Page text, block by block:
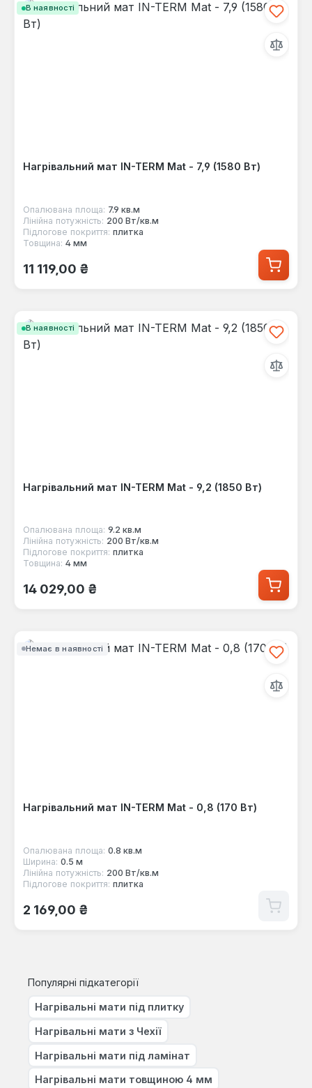
В наявності
Нагрівальний мат IN-TERM Mat - 7,9 (1580 Вт)
Опалювана площа: 7.9 кв.м
Лінійна потужність: 200 Вт/кв.м
Підлогове покриття: плитка
Товщина: 4 мм
Звичайна ціна:
11 119,00 ₴
В наявності
Нагрівальний мат IN-TERM Mat - 9,2 (1850 Вт)
Опалювана площа: 9.2 кв.м
Лінійна потужність: 200 Вт/кв.м
Підлогове покриття: плитка
Товщина: 4 мм
Звичайна ціна:
14 029,00 ₴
Немає в наявності
Нагрівальний мат IN-TERM Mat - 0,8 (170 Вт)
Опалювана площа: 0.8 кв.м
Ширина: 0.5 м
Лінійна потужність: 200 Вт/кв.м
Підлогове покриття: плитка
Звичайна ціна:
2 169,00 ₴
Популярні підкатегорії
Нагрівальні мати під плитку
Нагрівальні мати з Чехії
Нагрівальні мати під ламінат
Нагрівальні мати товщиною 4 мм